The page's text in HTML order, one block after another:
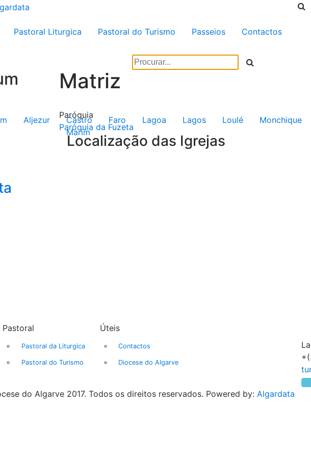
Pastoral Liturgica Pastoral do Turismo Passeios Contactos
Matriz
Paróquia
Paróquia da Fuzeta
Localização das Igrejas
Aljezur
Castro
Marim
Faro Lagoa Lagos Loulé Monchique
Pastoral
Pastoral da Liturgica
Pastoral do Turismo
Úteis
Contactos
Diocese do Algarve
do Algarve 2017. Todos os direitos reservados. Powered by: Algardata